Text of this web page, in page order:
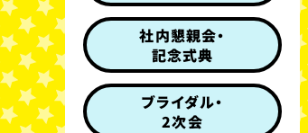
社内懇親会・
記念式典
ブライダル・
2次会